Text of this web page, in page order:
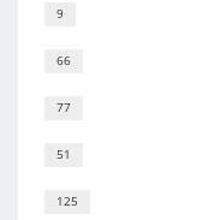
9
66
77
51
125